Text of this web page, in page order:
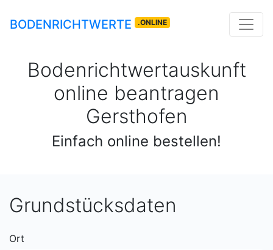
BODENRICHTWERTE .ONLINE
Bodenrichtwertauskunft
online beantragen
Gersthofen
Einfach online bestellen!
Grundstücksdaten
Ort